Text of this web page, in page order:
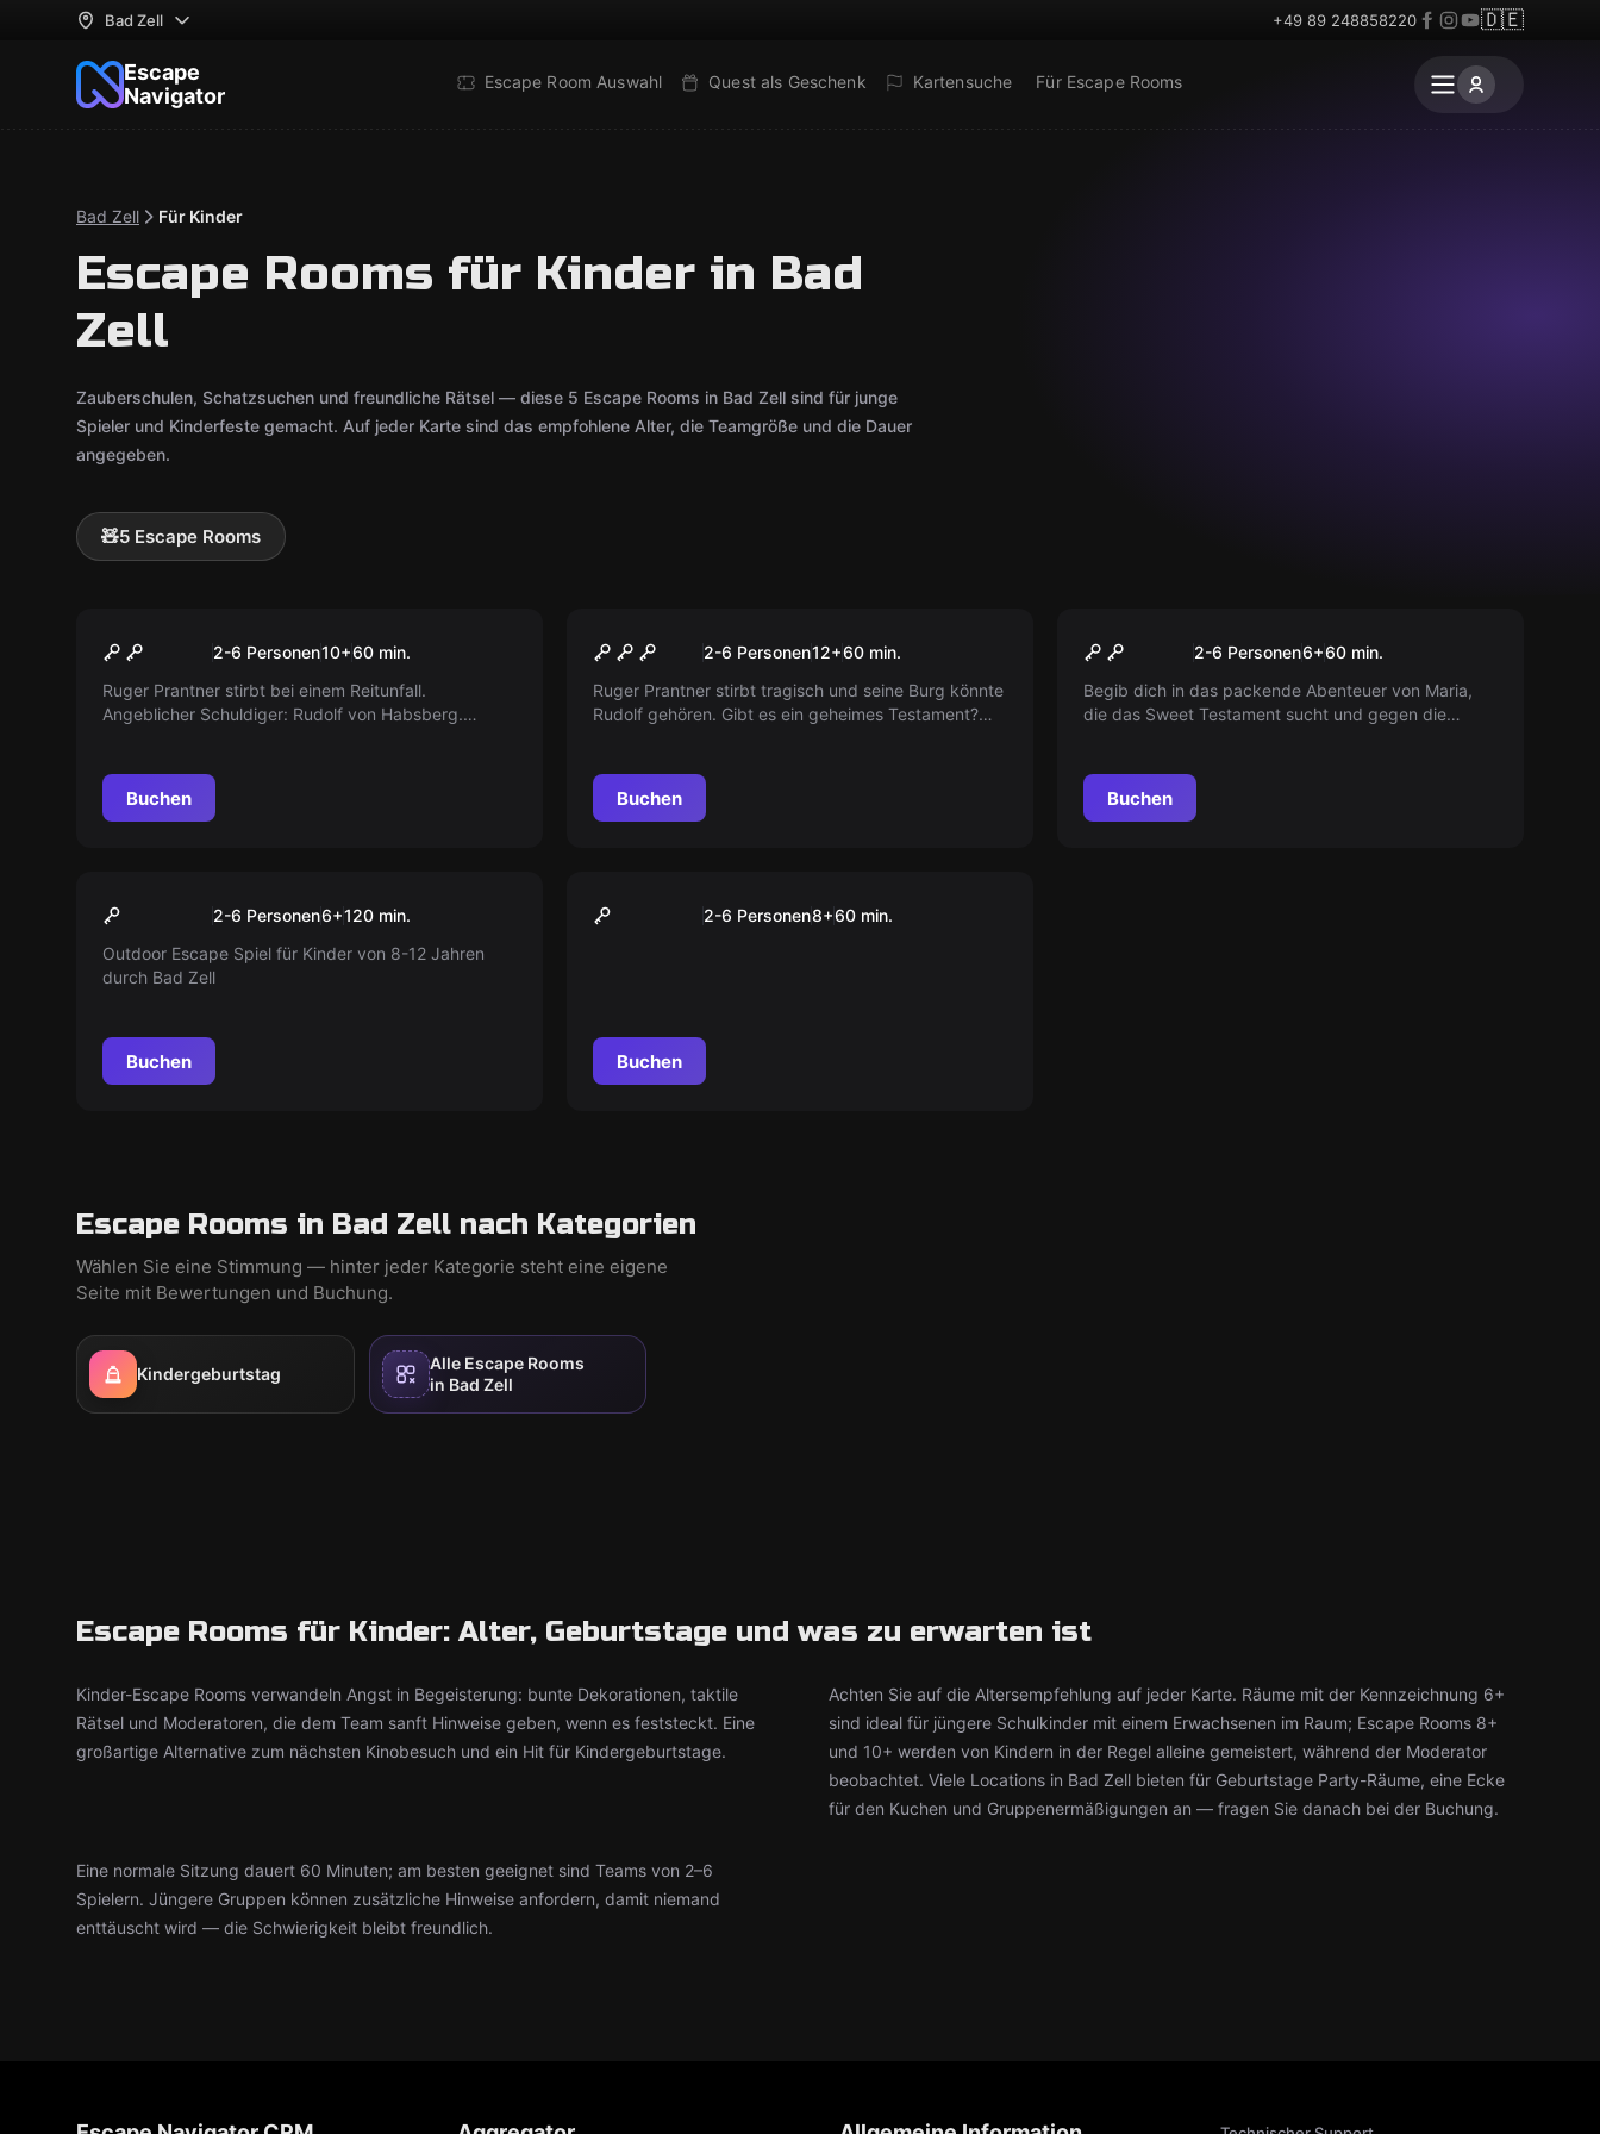
Bad Zell +49 89 248858220 🇩🇪
Escape
Navigator
Escape Room Auswahl Quest als Geschenk Kartensuche Für Escape Rooms
Bad Zell Für Kinder
Escape Rooms für Kinder in Bad
Zell
Zauberschulen, Schatzsuchen und freundliche Rätsel — diese 5 Escape Rooms in Bad Zell sind für junge
Spieler und Kinderfeste gemacht. Auf jeder Karte sind das empfohlene Alter, die Teamgröße und die Dauer
angegeben.
🧸5 Escape Rooms
Kinder und Jugend Escape
Room
2-6 Personen10+60 min.
Ruger Prantner stirbt bei einem Reitunfall.
Angeblicher Schuldiger: Rudolf von Habsberg.
Buchen
Ruinen Zimmer
2-6 Personen12+60 min.
Ruger Prantner stirbt tragisch und seine Burg könnte
Rudolf gehören. Gibt es ein geheimes Testament?
Buchen
Neu
Ruinenzimmer Kids-Version
2-6 Personen6+60 min.
Begib dich in das packende Abenteuer von Maria,
die das Sweet Testament sucht und gegen die
bevor es zu spät ist? Der Wettlauf gegen die Zeit hat
begonnen!
Buchen
Neu
Schnitzeljagd Josefus für
Kinder
2-6 Personen6+120 min.
Outdoor Escape Spiel für Kinder von 8-12 Jahren
durch Bad Zell
Buchen
Kinder Schnitzeljagd -
Aufsichtspfl
2-6 Personen8+60 min.
Buchen
Escape Rooms in Bad Zell nach Kategorien
Wählen Sie eine Stimmung — hinter jeder Kategorie steht eine eigene
Seite mit Bewertungen und Buchung.
Kindergeburtstag
Alle Escape Rooms
in Bad Zell
Escape Rooms für Kinder: Alter, Geburtstage und was zu erwarten ist
Kinder-Escape Rooms verwandeln Angst in Begeisterung: bunte Dekorationen, taktile
Rätsel und Moderatoren, die dem Team sanft Hinweise geben, wenn es feststeckt. Eine
großartige Alternative zum nächsten Kinobesuch und ein Hit für Kindergeburtstage.
Achten Sie auf die Altersempfehlung auf jeder Karte. Räume mit der Kennzeichnung 6+
sind ideal für jüngere Schulkinder mit einem Erwachsenen im Raum; Escape Rooms 8+
und 10+ werden von Kindern in der Regel alleine gemeistert, während der Moderator
beobachtet. Viele Locations in Bad Zell bieten für Geburtstage Party-Räume, eine Ecke
für den Kuchen und Gruppenermäßigungen an — fragen Sie danach bei der Buchung.
Eine normale Sitzung dauert 60 Minuten; am besten geeignet sind Teams von 2–6
Spielern. Jüngere Gruppen können zusätzliche Hinweise anfordern, damit niemand
enttäuscht wird — die Schwierigkeit bleibt freundlich.